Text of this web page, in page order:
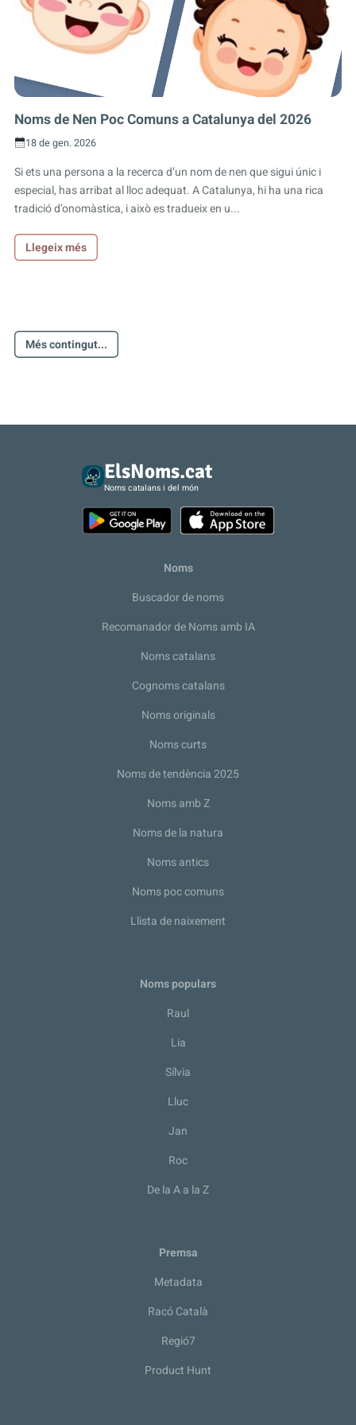
Noms de Nen Poc Comuns a Catalunya del 2026
18 de gen. 2026
Si ets una persona a la recerca d’un nom de nen que sigui únic i
especial, has arribat al lloc adequat. A Catalunya, hi ha una rica
tradició d’onomàstica, i això es tradueix en u...
Llegeix més
Més contingut...
ElsNoms.cat
Noms catalans i del món
Noms
Buscador de noms
Recomanador de Noms amb IA
Noms catalans
Cognoms catalans
Noms originals
Noms curts
Noms de tendència 2025
Noms amb Z
Noms de la natura
Noms antics
Noms poc comuns
Llista de naixement
Noms populars
Raul
Lia
Sílvia
Lluc
Jan
Roc
De la A a la Z
Premsa
Metadata
Racó Català
Regió7
Product Hunt